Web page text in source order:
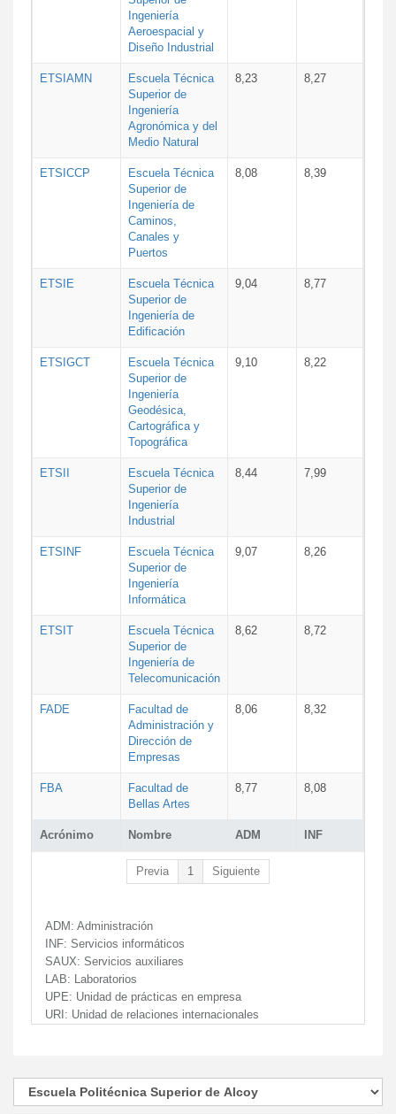
Acrónimo Nombre ADM INF
Ingeniería
Aeroespacial y
Diseño Industrial
ETSIAMN
Escuela Técnica
Superior de
Ingeniería
Agronómica y del
Medio Natural
8,23 8,27
ETSICCP
Escuela Técnica
Superior de
Ingeniería de
Caminos,
Canales y
Puertos
8,08 8,39
ETSIE
Escuela Técnica
Superior de
Ingeniería de
Edificación
9,04 8,77
ETSIGCT
Escuela Técnica
Superior de
Ingeniería
Geodésica,
Cartográfica y
Topográfica
9,10 8,22
ETSII
Escuela Técnica
Superior de
Ingeniería
Industrial
8,44 7,99
ETSINF
Escuela Técnica
Superior de
Ingeniería
Informática
9,07 8,26
ETSIT
Escuela Técnica
Superior de
Ingeniería de
Telecomunicación
8,62 8,72
FADE
Facultad de
Administración y
Dirección de
Empresas
8,06 8,32
FBA
Facultad de
Bellas Artes
8,77 8,08
Previa 1 Siguiente
ADM: Administración
INF: Servicios informáticos
SAUX: Servicios auxiliares
LAB: Laboratorios
UPE: Unidad de prácticas en empresa
URI: Unidad de relaciones internacionales